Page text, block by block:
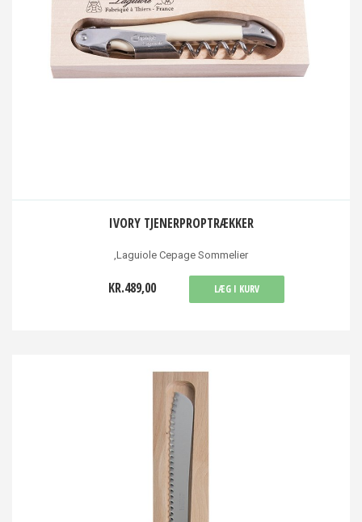
IVORY TJENERPROPTRÆKKER
,Laguiole Cepage Sommelier
KR.489,00 LÆG I KURV